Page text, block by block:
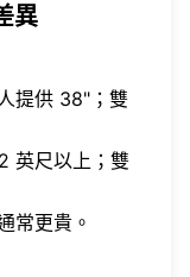
異
提供 38"；雙
英尺以上；雙
常更貴。